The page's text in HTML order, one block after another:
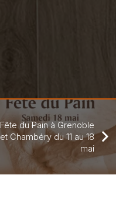
Fête du Pain à Grenoble
et Chambéry du 11 au 18
mai